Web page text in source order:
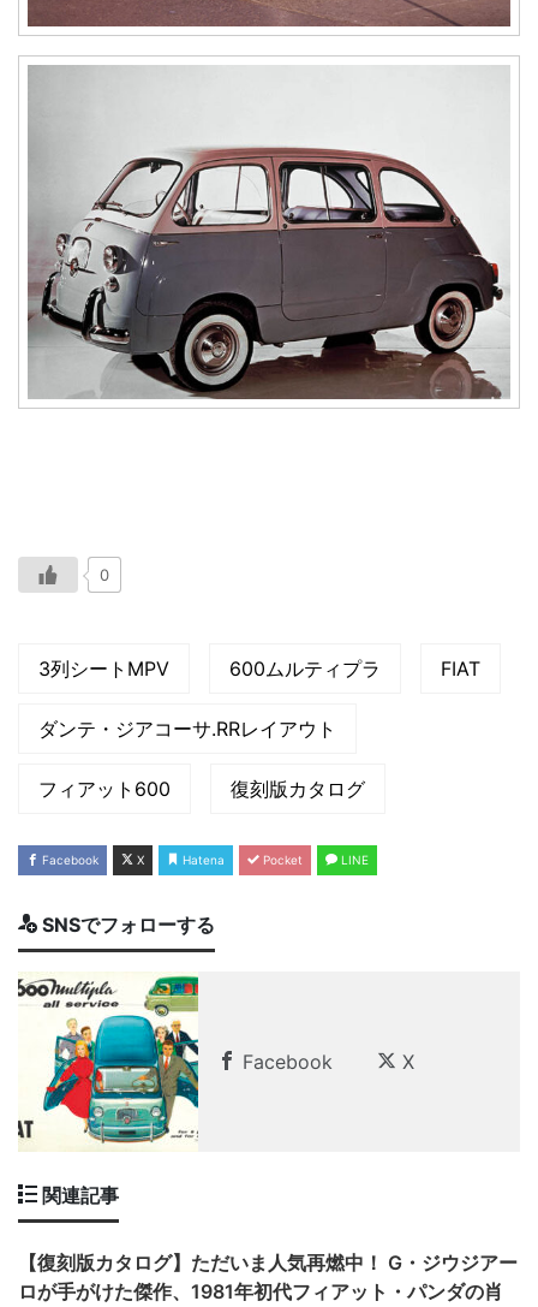
0
3列シートMPV 600ムルティプラ FIAT
ダンテ・ジアコーサ.RRレイアウト
フィアット600 復刻版カタログ
Facebook X Hatena Pocket LINE
SNSでフォローする
Facebook X
関連記事
【復刻版カタログ】ただいま人気再燃中！ G・ジウジアー
ロが手がけた傑作、1981年初代フィアット・パンダの肖